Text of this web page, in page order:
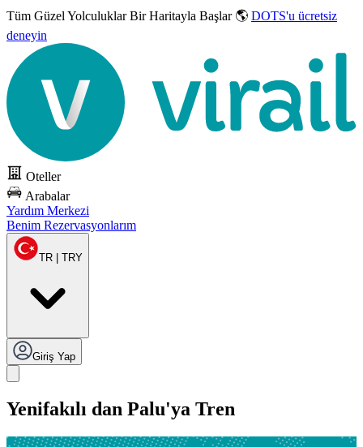
Tüm Güzel YolculuklarBir Haritayla Başlar 🌎 DOTS'u ücretsiz
deneyin
Oteller
Arabalar
Yardım Merkezi
Benim Rezervasyonlarım
TR | TRY
Giriş Yap
Yenifakılı dan Palu'ya Tren